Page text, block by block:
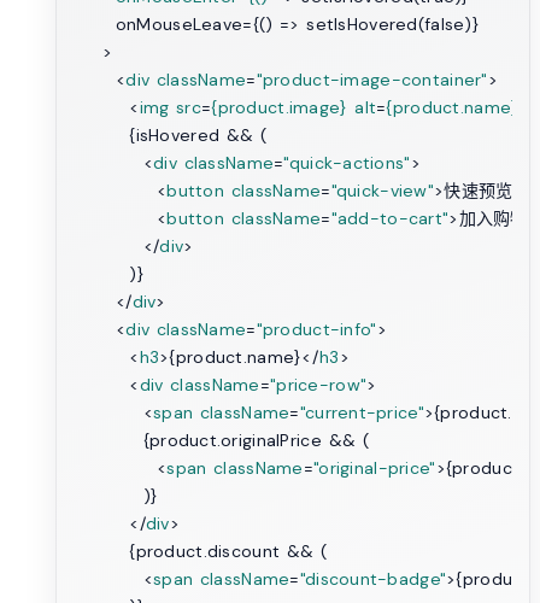
      onMouseLeave={() => setIsHovered(false)}
    >
<div className="product-image-container">
<img src={product.image} alt={product.name}
        {isHovered && (
<div className="quick-actions">
<button className="quick-view">快速预览
<button className="add-to-cart">加入购物
</div>
        )}
</div>
<div className="product-info">
<h3>{product.name}</h3>
<div className="price-row">
<span className="current-price">
          {product.originalPrice && (
<span className="original-price">
          )}
</div>
        {product.discount && (
<span className="discount-badge">